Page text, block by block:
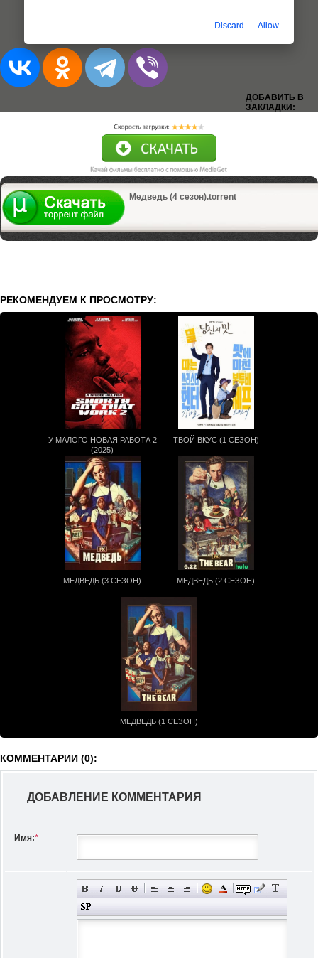
Добавлена 1-10 серия (из 10)
ДОБАВИТЬ В
ЗАКЛАДКИ:
Медведь (4 сезон).torrent
РЕКОМЕНДУЕМ К ПРОСМОТРУ:
У МАЛОГО НОВАЯ РАБОТА 2
(2025)
ТВОЙ ВКУС (1 СЕЗОН)
МЕДВЕДЬ (3 СЕЗОН) МЕДВЕДЬ (2 СЕЗОН)
МЕДВЕДЬ (1 СЕЗОН)
КОММЕНТАРИИ (0):
ДОБАВЛЕНИЕ КОММЕНТАРИЯ
Имя:*
Discard Allow